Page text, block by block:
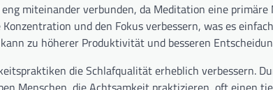
miteinander verbunden, da Meditation eine
und den Fokus verbessern, was es
zu höherer Produktivität und besseren
die Schlafqualität erheblich verbessern.